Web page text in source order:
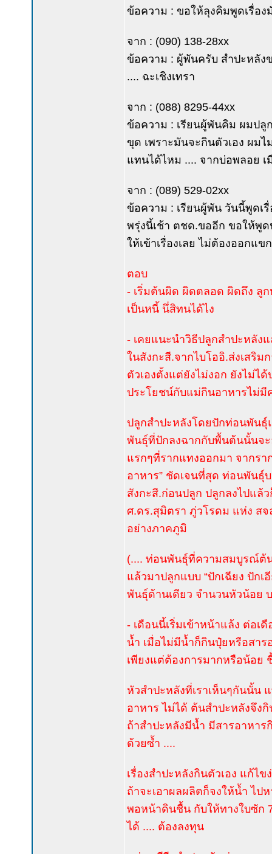
ข้อความ : ขอให้ลุงคิมพูดเรื่อ
จาก : (090) 138-28xx
ข้อความ : ผู้พันครับ สำปะหลัง
.... ฉะเชิงเทรา
จาก : (088) 8295-44xx
ข้อความ : เรียนผู้พันคิม ผมปลู
ขุด เพราะมันจะกินตัวเอง ผม
แทนได้ไหม .... จากบ่อพลอย
จาก : (089) 529-02xx
ข้อความ : เรียนผู้พัน วันนี้พูดเ
พรุ่งนี้เช้า ตชด.ขออีก ขอให้พูด
ให้เข้าเรื่องเลย ไม่ต้องออกแ
ตอบ
- เริ่มต้นผิด ผิดตลอด ผิดถึง ลู
เป็นหนี้ นึ่สิทนได้ไง
- เคยแนะนำวิธีปลูกสำปะหลัง
ในสังกะสี.จากไบโออิ.ส่งเสริ
ตัวเองตั้งแต่ยังไม่งอก ยังไม่
ประโยชน์กับแม่กินอาหารไม่มี
ปลูกสำปะหลังโดยปักท่อนพันธุ์
พันธุ์ที่ปักลงฉากกับพื้นต้นนั้นจ
แรกๆที่รากแทงออกมา จากรา
อาหาร” ชัดเจนที่สุด ท่อนพันธุ์
สังกะสี.ก่อนปลูก ปลูกลงไปแล้
ศ.ดร.สุมิตรา ภู่วโรดม แห่ง สจ
อย่างภาคภูมิ
(.... ท่อนพันธุ์ที่ความสมบูรณ์ต้
แล้วมาปลูกแบบ “ปักเฉียง ปัก
พันธุ์ด้านเดียว จำนวนหัวน้อย
- เดือนนี้เริ่มเข้าหน้าแล้ง ต่อเ
น้ำ เมื่อไม่มีน้ำก็กินปุ๋ยหรือสา
เพียงแต่ต้องการมากหรือน้อย
หัวสำปะหลังที่เราเห็นๆกันนั้น
อาหาร ไม่ได้ ต้นสำปะหลังจึง
ถ้าสำปะหลังมีน้ำ มีสารอาหา
ด้วยซ้ำ ....
เรื่องสำปะหลังกินตัวเอง แก้ไ
ถ้าจะเอาผลผลิตก็จงให้น้ำ ไป
พอหน้าดินชื้น กับให้ทางใบซัก
ได้ .... ต้องลงทุน